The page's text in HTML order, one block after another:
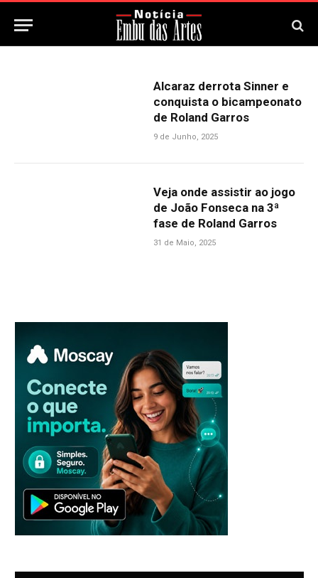
Alcaraz derrota Sinner e
conquista o bicampeonato
de Roland Garros
9 de Junho, 2025
Veja onde assistir ao jogo
de João Fonseca na 3ª
fase de Roland Garros
31 de Maio, 2025